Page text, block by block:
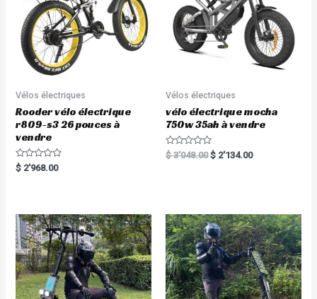
Vélos électriques
Rooder vélo électrique
r809-s3 26 pouces à
vendre
R
a
o
u
t
o
f
5
$ 2'968.00
Vélos électriques
vélo électrique mocha
750w 35ah à vendre
R
a
u
t
o
f
5
$3'048.00 $ 2'134.00